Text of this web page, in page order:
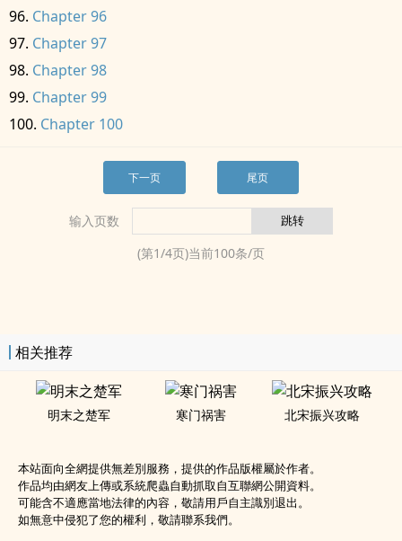
Chapter 96
Chapter 97
Chapter 98
Chapter 99
Chapter 100
下一页 尾页
输入页数
(第1/4页)当前100条/页
相关推荐
明末之楚军 寒门祸害 北宋振兴攻略
本站面向全網提供無差別服務，提供的作品版權屬於作者。
作品均由網友上傳或系統爬蟲自動抓取自互聯網公開資料。
可能含不適應當地法律的內容，敬請用戶自主識別退出。
如無意中侵犯了您的權利，敬請聯系我們。